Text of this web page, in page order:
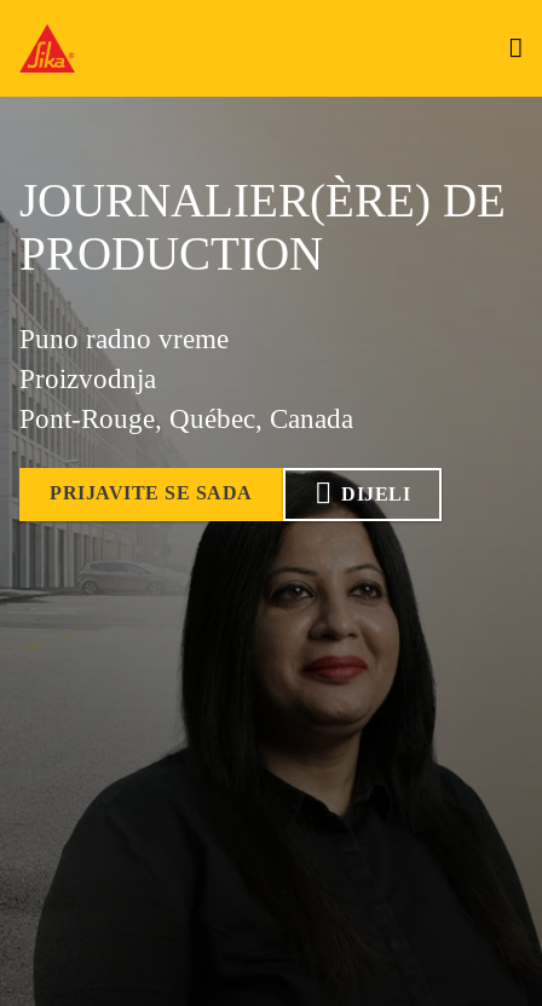
JOURNALIER(ÈRE) DE
PRODUCTION
Puno radno vreme
Proizvodnja
Pont-Rouge, Québec, Canada
PRIJAVITE SE SADA DIJELI